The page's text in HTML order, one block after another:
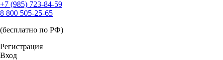
+7 (985) 723-84-59
8 800 505-25-65
(бесплатно по РФ)
Регистрация
Вход